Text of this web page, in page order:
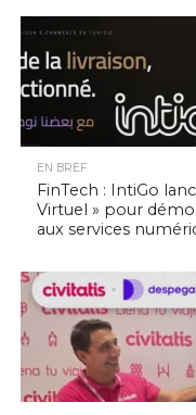
EN BREF
FinTech : IntiGo
Virtuel » pour
aux services